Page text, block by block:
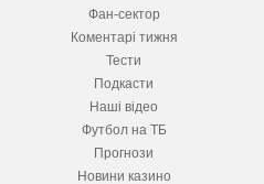
Фан-сектор
Коментарі тижня
Тести
Подкасти
Наші відео
Футбол на ТБ
Прогнози
Новини казино